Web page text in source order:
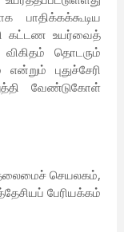
கட்டண உயர்வைத்
தொடரும்
புதுச்சேரி
வேண்டுகோள்
செயலகம்,
பேரியக்கம்